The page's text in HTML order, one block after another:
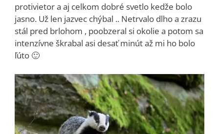
protivietor a aj celkom dobré svetlo kedže bolo
jasno. Už len jazvec chýbal .. Netrvalo dlho a zrazu
stál pred brlohom , poobzeral si okolie a potom sa
intenzívne škrabal asi desať minút až mi ho bolo
ľúto 🙂